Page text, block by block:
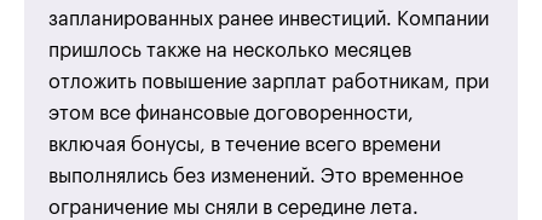
запланированных ранее инвестиций. Компании
пришлось также на несколько месяцев
отложить повышение зарплат работникам, при
этом все финансовые договоренности,
включая бонусы, в течение всего времени
выполнялись без изменений. Это временное
ограничение мы сняли в середине лета.